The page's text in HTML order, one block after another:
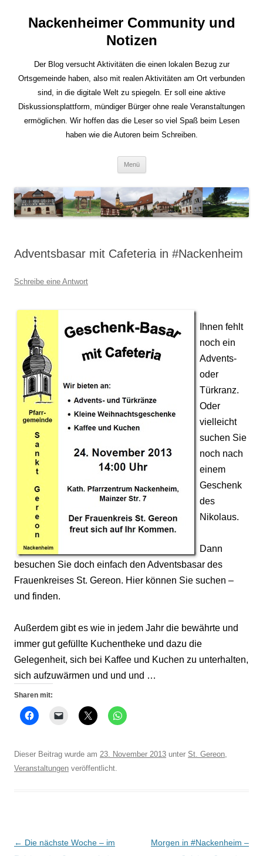
Nackenheimer Community und
Notizen
Der Blog versucht Aktivitäten die einen lokalen Bezug zur
Ortsgemeinde haben, also mit realen Aktivitäten am Ort verbunden
sind, in die digitale Welt zu spiegeln. Er soll eine aktive
Diskussionsplattform, mündiger Bürger ohne reale Veranstaltungen
ermöglichen. Wir hoffen das die Leser so viel Spaß beim Lesen
haben wie die Autoren beim Schreiben.
Menü
Adventsbasar mit Cafeteria in #Nackenheim
Schreibe eine Antwort
Ihnen fehlt
noch ein
Advents-
oder
Türkranz.
Oder
vielleicht
suchen Sie
noch nach
einem
Geschenk
des
Nikolaus.
Dann
besuchen Sie doch einfach den Adventsbasar des
Frauenkreises St. Gereon. Hier können Sie suchen –
und finden.
Außerdem gibt es wie in jedem Jahr die bewährte und
immer gut gefüllte Kuchentheke und dazu die
Gelegenheit, sich bei Kaffee und Kuchen zu unterhalten,
sich aufzuwärmen und und und …
Sharen mit:
Dieser Beitrag wurde am 23. November 2013 unter St. Gereon,
Veranstaltungen veröffentlicht.
Beitrags-
← Die nächste Woche – im
Morgen in #Nackenheim –